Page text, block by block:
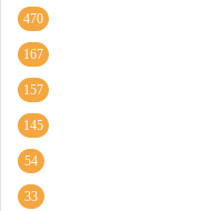
470
167
157
145
54
33